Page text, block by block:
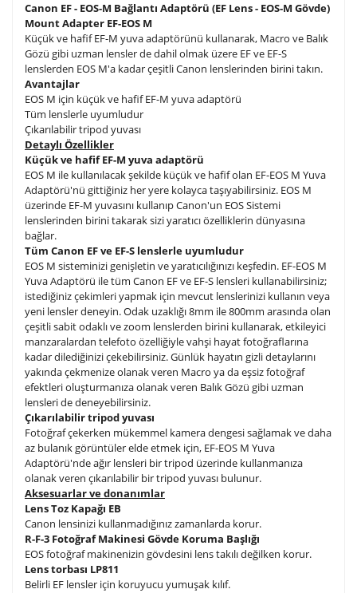
Canon EF - EOS-M Bağlantı Adaptörü (EF Lens - EOS-M Gövde)
Mount Adapter EF-EOS M
Küçük ve hafif EF-M yuva adaptörünü kullanarak, Macro ve Balık
Gözü gibi uzman lensler de dahil olmak üzere EF ve EF-S
lenslerden EOS M'a kadar çeşitli Canon lenslerinden birini takın.
Avantajlar
EOS M için küçük ve hafif EF-M yuva adaptörü
Tüm lenslerle uyumludur
Çıkarılabilir tripod yuvası
Detaylı Özellikler
Küçük ve hafif EF-M yuva adaptörü
EOS M ile kullanılacak şekilde küçük ve hafif olan EF-EOS M Yuva
Adaptörü'nü gittiğiniz her yere kolayca taşıyabilirsiniz. EOS M
üzerinde EF-M yuvasını kullanıp Canon'un EOS Sistemi
lenslerinden birini takarak sizi yaratıcı özelliklerin dünyasına
bağlar.
Tüm Canon EF ve EF-S lenslerle uyumludur
EOS M sisteminizi genişletin ve yaratıcılığınızı keşfedin. EF-EOS M
Yuva Adaptörü ile tüm Canon EF ve EF-S lensleri kullanabilirsiniz;
istediğiniz çekimleri yapmak için mevcut lenslerinizi kullanın veya
yeni lensler deneyin. Odak uzaklığı 8mm ile 800mm arasında olan
çeşitli sabit odaklı ve zoom lenslerden birini kullanarak, etkileyici
manzaralardan telefoto özelliğiyle vahşi hayat fotoğraflarına
kadar dilediğinizi çekebilirsiniz. Günlük hayatın gizli detaylarını
yakında çekmenize olanak veren Macro ya da eşsiz fotoğraf
efektleri oluşturmanıza olanak veren Balık Gözü gibi uzman
lensleri de deneyebilirsiniz.
Çıkarılabilir tripod yuvası
Fotoğraf çekerken mükemmel kamera dengesi sağlamak ve daha
az bulanık görüntüler elde etmek için, EF-EOS M Yuva
Adaptörü'nde ağır lensleri bir tripod üzerinde kullanmanıza
olanak veren çıkarılabilir bir tripod yuvası bulunur.
Aksesuarlar ve donanımlar
Lens Toz Kapağı EB
Canon lensinizi kullanmadığınız zamanlarda korur.
R-F-3 Fotoğraf Makinesi Gövde Koruma Başlığı
EOS fotoğraf makinenizin gövdesini lens takılı değilken korur.
Lens torbası LP811
Belirli EF lensler için koruyucu yumuşak kılıf.